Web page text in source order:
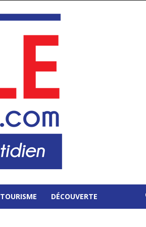
TOURISME DÉCOUVERTE